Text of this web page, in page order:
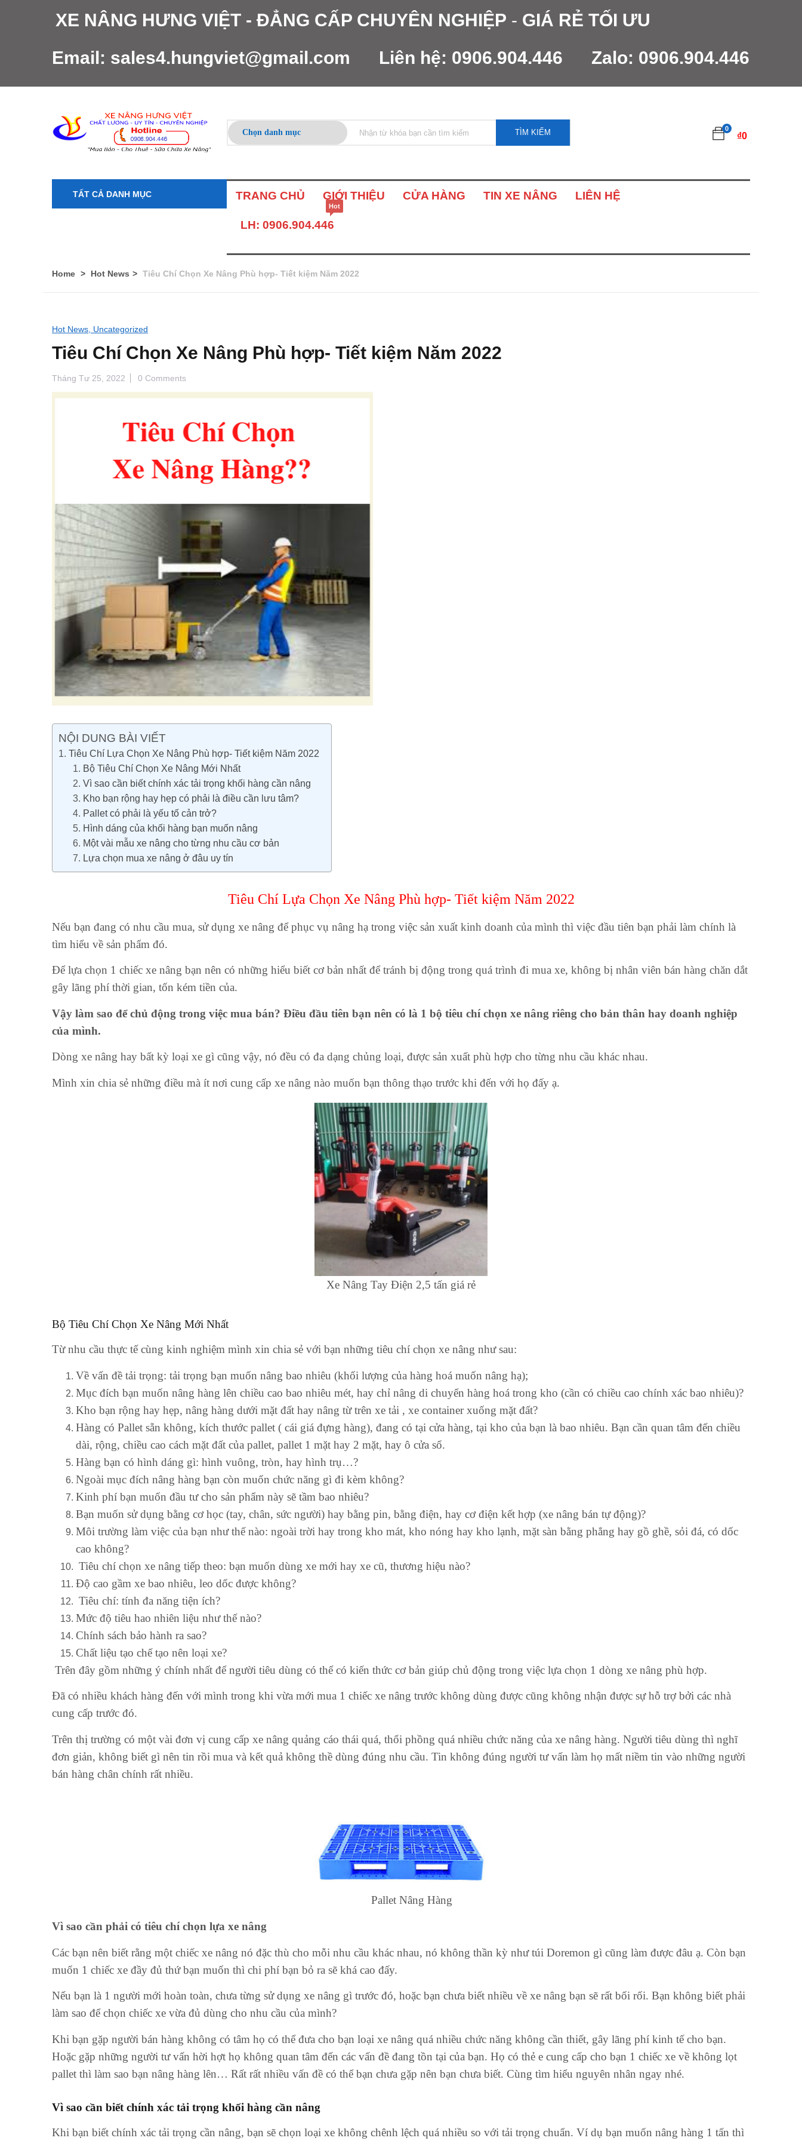
XE NÂNG HƯNG VIỆT - ĐẲNG CẤP CHUYÊN NGHIỆP - GIÁ RẺ TỐI ƯU
Email: sales4.hungviet@gmail.com Liên hệ: 0906.904.446 Zalo: 0906.904.446
TÌM KIẾM 0
₫0
TẤT CẢ DANH MỤC TRANG CHỦ GIỚI THIỆU CỬA HÀNG TIN XE NÂNG LIÊN HỆ
LH: 0906.904.446
Hot
Home Hot News Tiêu Chí Chọn Xe Nâng Phù hợp- Tiết kiệm Năm 2022
Hot News, Uncategorized
Tiêu Chí Chọn Xe Nâng Phù hợp- Tiết kiệm Năm 2022
Tháng Tư 25, 2022 0 Comments
NỘI DUNG BÀI VIẾT
Tiêu Chí Lựa Chọn Xe Nâng Phù hợp- Tiết kiệm Năm 2022
Bộ Tiêu Chí Chọn Xe Nâng Mới Nhất
Vì sao cần biết chính xác tải trọng khối hàng cần nâng
Kho bạn rộng hay hẹp có phải là điều cần lưu tâm?
Pallet có phải là yếu tố cản trở?
Hình dáng của khối hàng bạn muốn nâng
Một vài mẫu xe nâng cho từng nhu cầu cơ bản
Lựa chọn mua xe nâng ở đâu uy tín
Tiêu Chí Lựa Chọn Xe Nâng Phù hợp- Tiết kiệm Năm 2022
Nếu bạn đang có nhu cầu mua, sử dụng xe nâng để phục vụ nâng hạ trong việc sản xuất kinh doanh của mình thì việc đầu tiên bạn phải làm chính là
tìm hiểu về sản phẩm đó.
Để lựa chọn 1 chiếc xe nâng bạn nên có những hiểu biết cơ bản nhất để tránh bị động trong quá trình đi mua xe, không bị nhân viên bán hàng chăn dắt
gây lãng phí thời gian, tốn kém tiền của.
Vậy làm sao để chủ động trong việc mua bán? Điều đầu tiên bạn nên có là 1 bộ tiêu chí chọn xe nâng riêng cho bản thân hay doanh nghiệp
của mình.
Dòng xe nâng hay bất kỳ loại xe gì cũng vậy, nó đều có đa dạng chủng loại, được sản xuất phù hợp cho từng nhu cầu khác nhau.
Mình xin chia sẻ những điều mà ít nơi cung cấp xe nâng nào muốn bạn thông thạo trước khi đến với họ đấy ạ.
Xe Nâng Tay Điện 2,5 tấn giá rẻ
Bộ Tiêu Chí Chọn Xe Nâng Mới Nhất
Từ nhu cầu thực tế cùng kinh nghiệm mình xin chia sẻ với bạn những tiêu chí chọn xe nâng như sau:
Về vấn đề tải trọng: tải trọng bạn muốn nâng bao nhiêu (khối lượng của hàng hoá muốn nâng hạ);
Mục đích bạn muốn nâng hàng lên chiều cao bao nhiêu mét, hay chỉ nâng di chuyển hàng hoá trong kho (cần có chiều cao chính xác bao nhiêu)?
Kho bạn rộng hay hẹp, nâng hàng dưới mặt đất hay nâng từ trên xe tải , xe container xuống mặt đất?
Hàng có Pallet sẵn không, kích thước pallet ( cái giá đựng hàng), đang có tại cửa hàng, tại kho của bạn là bao nhiêu. Bạn cần quan tâm đến chiều
dài, rộng, chiều cao cách mặt đất của pallet, pallet 1 mặt hay 2 mặt, hay ô cửa sổ.
Hàng bạn có hình dáng gì: hình vuông, tròn, hay hình trụ…?
Ngoài mục đích nâng hàng bạn còn muốn chức năng gì đi kèm không?
Kinh phí bạn muốn đầu tư cho sản phẩm này sẽ tầm bao nhiêu?
Bạn muốn sử dụng bằng cơ học (tay, chân, sức người) hay bằng pin, bằng điện, hay cơ điện kết hợp (xe nâng bán tự động)?
Môi trường làm việc của bạn như thế nào: ngoài trời hay trong kho mát, kho nóng hay kho lạnh, mặt sàn bằng phẳng hay gồ ghề, sỏi đá, có dốc
cao không?
Tiêu chí chọn xe nâng tiếp theo: bạn muốn dùng xe mới hay xe cũ, thương hiệu nào?
Độ cao gầm xe bao nhiêu, leo dốc được không?
Tiêu chí: tính đa năng tiện ích?
Mức độ tiêu hao nhiên liệu như thế nào?
Chính sách bảo hành ra sao?
Chất liệu tạo chế tạo nên loại xe?
Trên đây gồm những ý chính nhất để người tiêu dùng có thể có kiến thức cơ bản giúp chủ động trong việc lựa chọn 1 dòng xe nâng phù hợp.
Đã có nhiều khách hàng đến với mình trong khi vừa mới mua 1 chiếc xe nâng trước không dùng được cũng không nhận được sự hỗ trợ bởi các nhà
cung cấp trước đó.
Trên thị trường có một vài đơn vị cung cấp xe nâng quảng cáo thái quá, thổi phồng quá nhiều chức năng của xe nâng hàng. Người tiêu dùng thì nghĩ
đơn giản, không biết gì nên tin rồi mua và kết quả không thề dùng đúng nhu cầu. Tin không đúng người tư vấn làm họ mất niềm tin vào những người
bán hàng chân chính rất nhiều.
Pallet Nâng Hàng
Vì sao cần phải có tiêu chí chọn lựa xe nâng
Các bạn nên biết rằng một chiếc xe nâng nó đặc thù cho mỗi nhu cầu khác nhau, nó không thần kỳ như túi Doremon gì cũng làm được đâu ạ. Còn bạn
muốn 1 chiếc xe đầy đủ thứ bạn muốn thì chi phí bạn bỏ ra sẽ khá cao đấy.
Nếu bạn là 1 người mới hoàn toàn, chưa từng sử dụng xe nâng gì trước đó, hoặc bạn chưa biết nhiều về xe nâng bạn sẽ rất bối rối. Bạn không biết phải
làm sao để chọn chiếc xe vừa đủ dùng cho nhu cầu của mình?
Khi bạn gặp người bán hàng không có tâm họ có thể đưa cho bạn loại xe nâng quá nhiều chức năng không cần thiết, gây lãng phí kinh tế cho bạn.
Hoặc gặp những người tư vấn hời hợt họ không quan tâm đến các vấn đề đang tồn tại của bạn. Họ có thẻ e cung cấp cho bạn 1 chiếc xe về không lọt
pallet thì làm sao bạn nâng hàng lên… Rất rất nhiều vấn đề có thể bạn chưa gặp nên bạn chưa biết. Cùng tìm hiểu nguyên nhân ngay nhé.
Vì sao cần biết chính xác tải trọng khối hàng cần nâng
Khi bạn biết chính xác tải trọng cần nâng, bạn sẽ chọn loại xe không chênh lệch quá nhiều so với tải trọng chuẩn. Ví dụ bạn muốn nâng hàng 1 tấn thì